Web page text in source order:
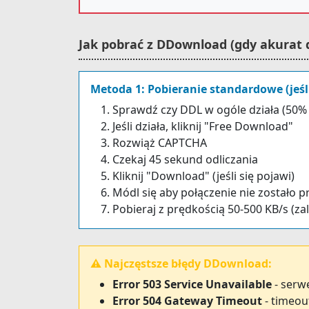
Jak pobrać z DDownload (gdy akurat
Metoda 1: Pobieranie standardowe
Sprawdź czy DDL w ogóle działa
Jeśli działa, kliknij "Free Download"
Rozwiąż CAPTCHA
Czekaj 45 sekund odliczania
Kliknij "Download" (jeśli się pojawi)
Módl się aby połączenie nie zostało
Pobieraj z prędkością 50-500 KB/s
⚠️ Najczęstsze błędy DDownload:
Error 503 Service Unavailable-
Error 504 Gateway Timeout-